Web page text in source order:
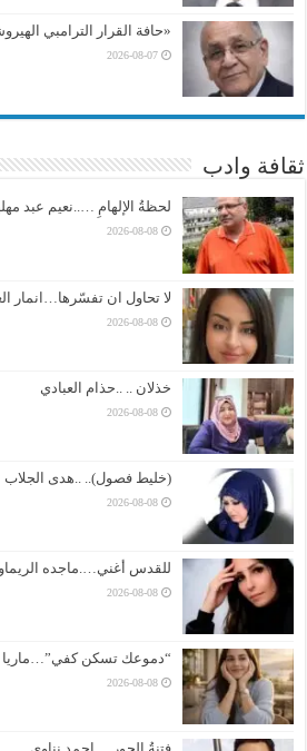
«حافة القرار الترامبي
2026-08-07
ثقافة وادب
لحظةُ الإلهامِ …..نعيم عبد
2026-08-08
لا تحاول ان تفسّرها…انمار
2026-08-08
خذلان .. ..حذام العبادي
2026-08-08
(خليط فصول).. ..هدى الجلاب
2026-08-08
للقدس أغني….ماجده
2026-08-08
“دموعك تسكن كفي”…ماريا
2026-08-08